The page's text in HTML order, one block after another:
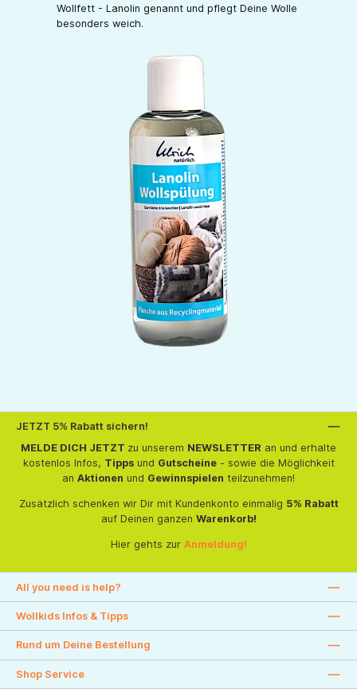
Wollfett - Lanolin genannt und pflegt Deine Wolle
besonders weich.
JETZT 5% Rabatt sichern!
MELDE DICH JETZT zu unserem NEWSLETTER an und erhalte
kostenlos Infos, Tippsund Gutscheine- sowie die Möglichkeit
an Aktionen und Gewinnspielen teilzunehmen!
Zusätzlich schenken wir Dir mit Kundenkonto einmalig 5% Rabatt
auf Deinen ganzen Warenkorb!
Hier gehts zur Anmeldung!
All you need is help?
Wollkids Infos & Tipps
Rund um Deine Bestellung
Shop Service